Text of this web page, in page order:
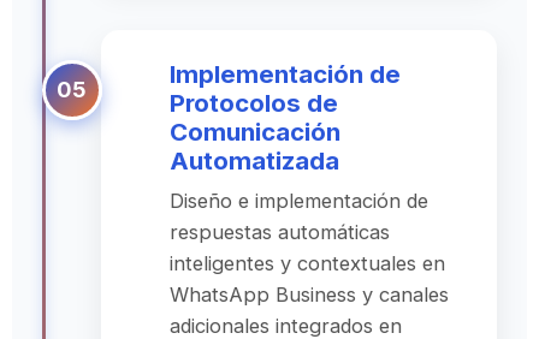
Implementación de
Protocolos de
Comunicación
Automatizada
Diseño e implementación de
respuestas automáticas
inteligentes y contextuales en
WhatsApp Business y canales
adicionales integrados en